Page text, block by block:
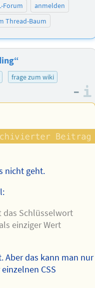
Forum
anmelden
Thread-Baum
frage zum wiki
–
nicht geht.
das Schlüsselwort
einziger Wert
Aber das kann man nur
CSS